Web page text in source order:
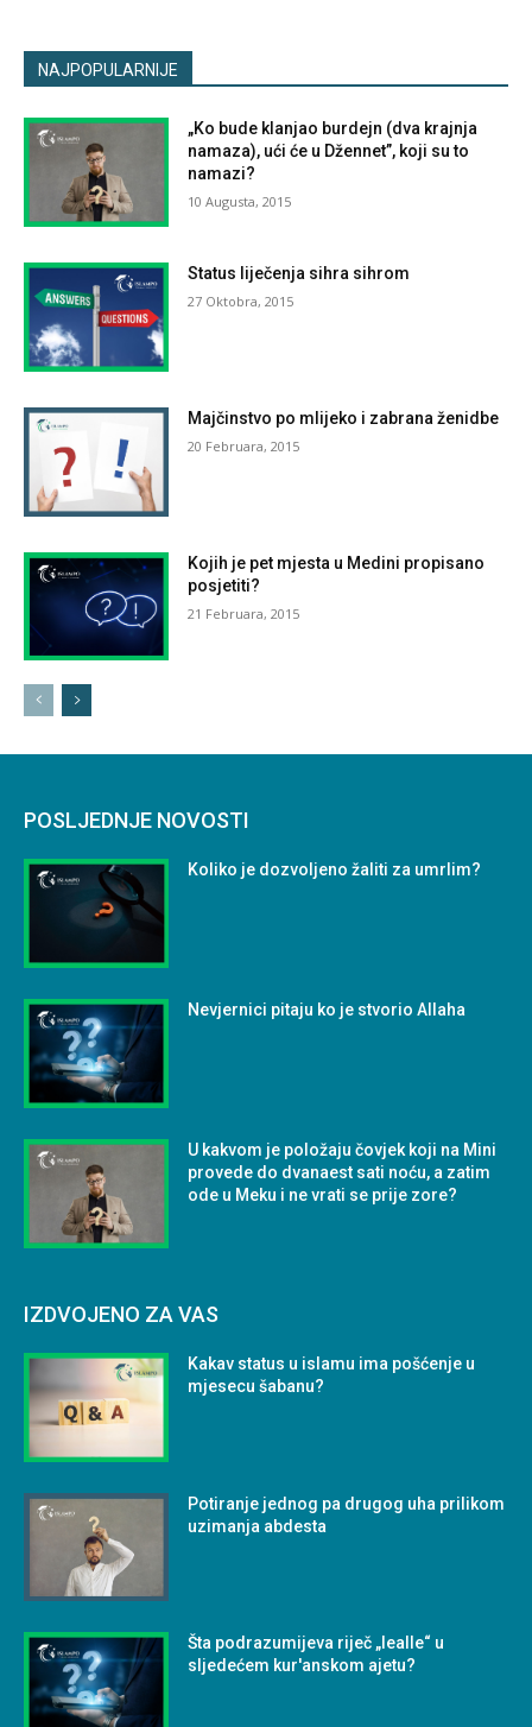
NAJPOPULARNIJE
„Ko bude klanjao burdejn (dva krajnja
namaza), ući će u Džennet”, koji su to
namazi?
10 Augusta, 2015
Status liječenja sihra sihrom
27 Oktobra, 2015
Majčinstvo po mlijeko i zabrana ženidbe
20 Februara, 2015
Kojih je pet mjesta u Medini propisano
posjetiti?
21 Februara, 2015
POSLJEDNJE NOVOSTI
Koliko je dozvoljeno žaliti za umrlim?
Nevjernici pitaju ko je stvorio Allaha
U kakvom je položaju čovjek koji na Mini
provede do dvanaest sati noću, a zatim
ode u Meku i ne vrati se prije zore?
IZDVOJENO ZA VAS
Kakav status u islamu ima pošćenje u
mjesecu šabanu?
Potiranje jednog pa drugog uha prilikom
uzimanja abdesta
Šta podrazumijeva riječ „lealle“ u
sljedećem kur'anskom ajetu?